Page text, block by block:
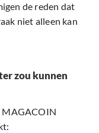
de reden dat
niet alleen kan
zou kunnen
MAGACOIN